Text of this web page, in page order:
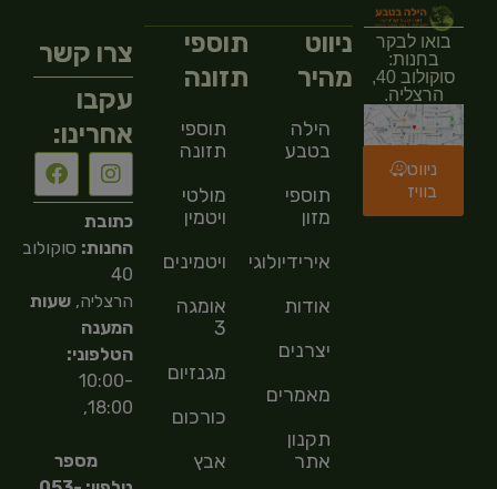
בואו לבקר
בחנות:
סוקולוב 40,
הרצליה.
ניווט
בוויז
ניווט
מהיר
הילה
בטבע
תוספי
מזון
אירידיולוגיה
אודות
יצרנים
מאמרים
תקנון
אתר
תוספי
תזונה
תוספי
תזונה
מולטי
ויטמין
ויטמינים
אומגה
3
מגנזיום
כורכום
אבץ
צרו קשר
עקבו
אחרינו:
כתובת
החנות: סוקולוב
40
הרצליה,שעות
המענה
הטלפוני:
10:00-
18:00,
מספר